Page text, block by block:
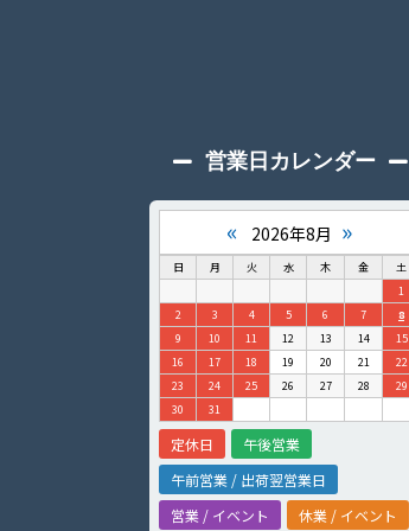
営業日カレンダー
« 2026年8月 »
日 月 火 水 木 金
土
1
2
3 4 5 6 7
8
9
10 11 12 13 14
15
16
17 18 19 20 21
22
23
24 25 26 27 28
29
30
31
定休日
午後営業
午前営業 / 出荷翌営業日
営業 / イベント
休業 / イベント